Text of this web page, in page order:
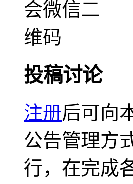
投稿讨论
注册后可向
公告管理方
行，在完成